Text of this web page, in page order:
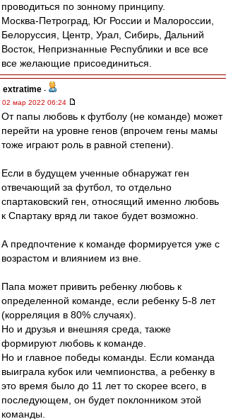
проводиться по зонному принципу.
Москва-Петроград, Юг России и Малороссии,
Белоруссия, Центр, Урал, Сибирь, Дальний
Восток, Непризнанные Республики и все все
все желающие присоединиться.
extratime -
02 мар 2022 06:24
От папы любовь к футболу (не команде) может
перейти на уровне генов (впрочем гены мамы
тоже играют роль в равной степени).
Если в будущем ученные обнаружат ген
отвечающий за футбол, то отдельно
спартаковский ген, относящий именно любовь
к Спартаку вряд ли такое будет возможно.
А предпочтение к команде формируется уже с
возрастом и влиянием из вне.
Папа может привить ребенку любовь к
определенной команде, если ребенку 5-8 лет
(корреляция в 80% случаях).
Но и друзья и внешняя среда, также
формируют любовь к команде.
Но и главное победы команды. Если команда
выиграла кубок или чемпионства, а ребенку в
это время было до 11 лет то скорее всего, в
последующем, он будет поклонником этой
команды.